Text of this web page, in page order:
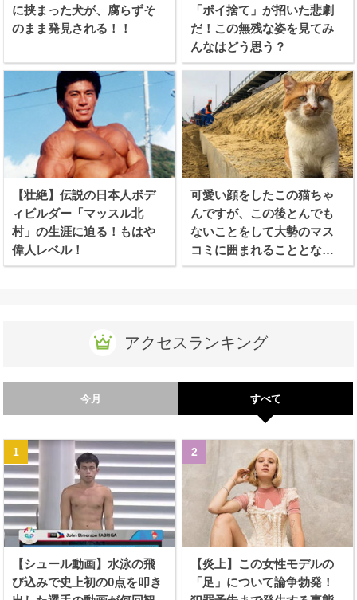
に挟まった犬が、腐らずそ
のまま発見される！！
「ポイ捨て」が招いた悲劇
だ！この無残な姿を見てみ
んなはどう思う？
【壮絶】伝説の日本人ボデ
ィビルダー「マッスル北
村」の生涯に迫る！もはや
偉人レベル！
可愛い顔をしたこの猫ちゃ
んですが、この後とんでも
ないことをして大勢のマス
コミに囲まれることとなり
ます
アクセスランキング
今月 すべて
【シュール動画】水泳の飛
び込みで史上初の0点を叩き
【炎上】この女性モデルの
「足」について論争勃発！